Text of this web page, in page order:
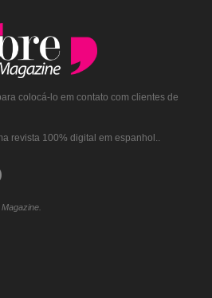
colocá-lo em contato com clientes de
revista 100% digital em espanhol..